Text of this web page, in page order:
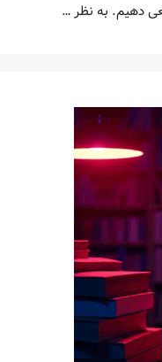
دهیم. به نظر …